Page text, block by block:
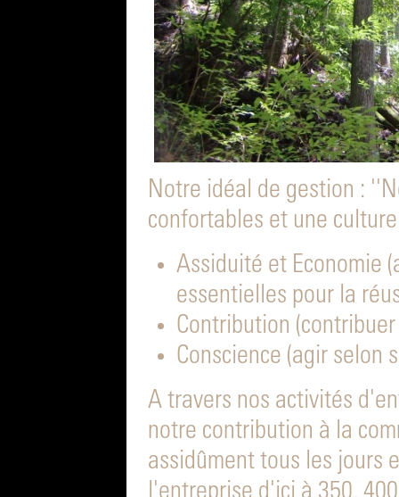
Notre idéal de gestion :
confortables et une
Assiduité et Economie
essentielles pour la
Contribution
Conscience (agir selon
A travers nos activités
notre contribution à la
assidûment tous les jours